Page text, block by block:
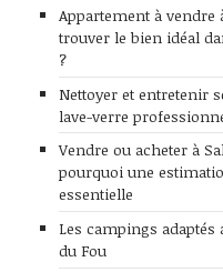
Appartement à vendre
trouver le bien idéal
?
Nettoyer et entretenir
lave-verre
Vendre ou acheter à
pourquoi une
essentielle
Les campings
du Fou